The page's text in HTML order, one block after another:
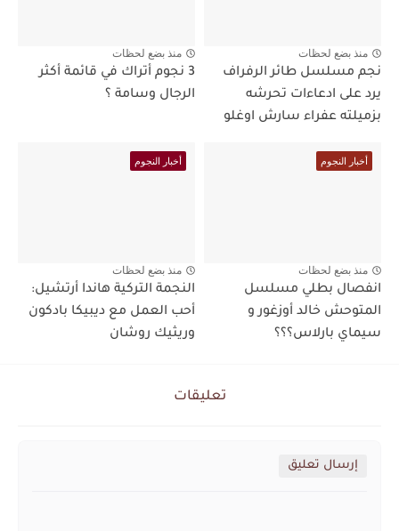
منذ بضع لحظات
نجم مسلسل طائر الرفراف
يرد على ادعاءات تحرشه
بزميلته عفراء سارش اوغلو
منذ بضع لحظات
3 نجوم أتراك في قائمة أكثر
الرجال وسامة ؟
أخبار النجوم
منذ بضع لحظات
انفصال بطلي مسلسل
المتوحش خالد أوزغور و
سيماي بارلاس؟؟؟
أخبار النجوم
منذ بضع لحظات
النجمة التركية هاندا أرتشيل:
أحب العمل مع ديبيكا بادكون
وريثيك روشان
تعليقات
إرسال تعليق